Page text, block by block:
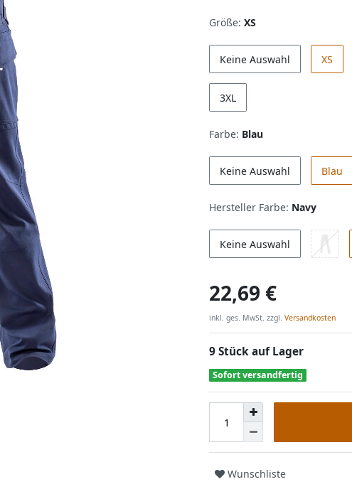
Größe: XS
Keine Auswahl XS
3XL
Farbe: Blau
Keine Auswahl Blau
Hersteller Farbe: Navy
Keine Auswahl
22,69 €
inkl. ges. MwSt. zzgl. Versandkosten
9 Stück auf Lager
Sofort versandfertig
Wunschliste